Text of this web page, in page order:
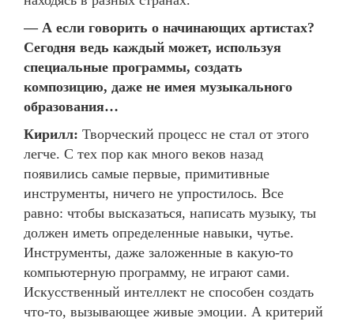
— А если говорить о начинающих артистах?
Сегодня ведь каждый может, используя
специальные программы, создать
композицию, даже не имея музыкального
образования…
Кирилл: Творческий процесс не стал от этого
легче. С тех пор как много веков назад
появились самые первые, примитивные
инструменты, ничего не упростилось. Все
равно: чтобы высказаться, написать музыку, ты
должен иметь определенные навыки, чутье.
Инструменты, даже заложенные в какую-то
компьютерную программу, не играют сами.
Искусственный интеллект не способен создать
что-то, вызывающее живые эмоции. А критерий